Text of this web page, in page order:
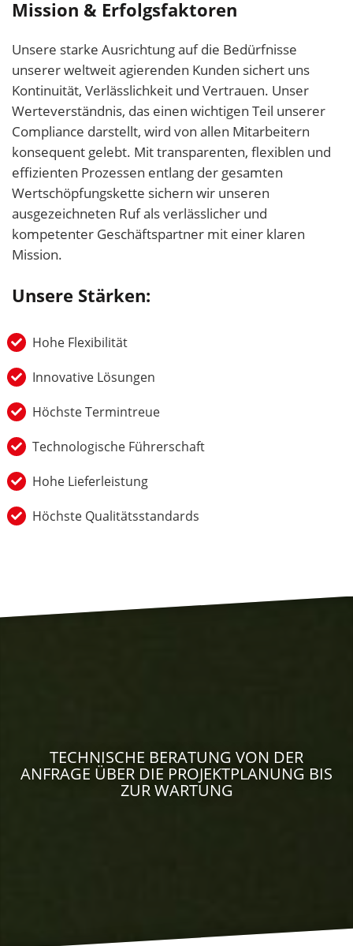
Mission & Erfolgsfaktoren
Unsere starke Ausrichtung auf die Bedürfnisse
unserer weltweit agierenden Kunden sichert uns
Kontinuität, Verlässlichkeit und Vertrauen. Unser
Werteverständnis, das einen wichtigen Teil unserer
Compliance darstellt, wird von allen Mitarbeitern
konsequent gelebt. Mit transparenten, flexiblen und
effizienten Prozessen entlang der gesamten
Wertschöpfungskette sichern wir unseren
ausgezeichneten Ruf als verlässlicher und
kompetenter Geschäftspartner mit einer klaren
Mission.
Unsere Stärken:
Hohe Flexibilität
Innovative Lösungen
Höchste Termintreue
Technologische Führerschaft
Hohe Lieferleistung
Höchste Qualitätsstandards
TECHNISCHE BERATUNG VON DER
ANFRAGE ÜBER DIE PROJEKTPLANUNG BIS
ZUR WARTUNG